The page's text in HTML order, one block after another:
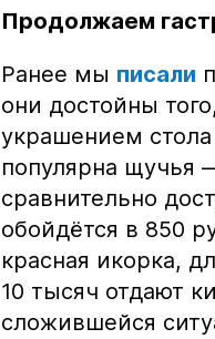
Продолжаем
Ранее мы писали
они достойны
украшением
популярна щучья
сравнительно
обойдётся в 850
красная икорка,
10 тысяч отдают
сложившейся